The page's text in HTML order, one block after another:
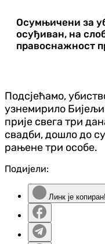
Осумњичени за
осуђиван, на
правоснажност
Подсјећамо,
узнемирило
прије свега три
свадби, дошло до
рањене три особе.
Подијели:
Линк је копиран!